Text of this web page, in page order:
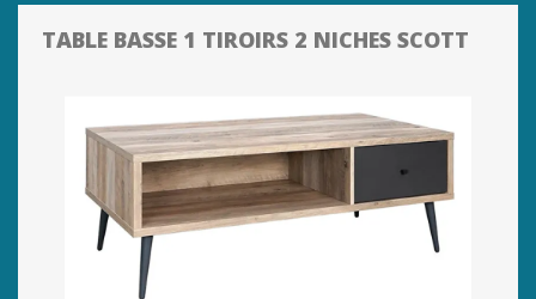
TABLE BASSE 1 TIROIRS 2 NICHES SCOTT